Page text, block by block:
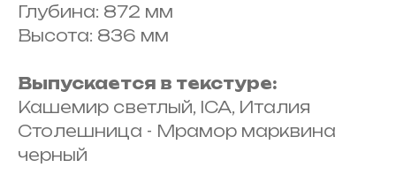
Глубина: 872 мм
Высота: 836 мм
Выпускается в текстуре:
Кашемир светлый, ICA, Италия
Столешница - Мрамор марквина
черный